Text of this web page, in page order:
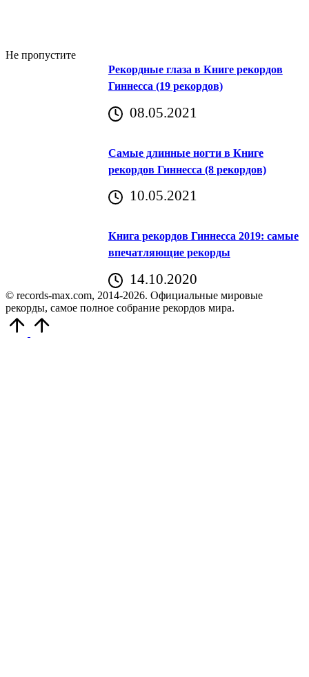
Не пропустите
Рекордные глаза в Книге рекордов
Гиннесса (19 рекордов)
08.05.2021
Самые длинные ногти в Книге
рекордов Гиннесса (8 рекордов)
10.05.2021
Книга рекордов Гиннесса 2019: самые
впечатляющие рекорды
14.10.2020
© records-max.com, 2014-2026. Официальные мировые
рекорды, самое полное собрание рекордов мира.